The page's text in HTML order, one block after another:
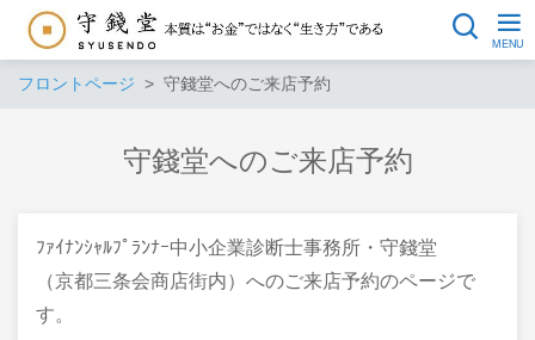
フロントページ 守錢堂へのご来店予約
守錢堂へのご来店予約
ﾌｧｲﾅﾝｼｬﾙﾌﾟﾗﾝﾅｰ中小企業診断士事務所・守錢堂
（京都三条会商店街内）へのご来店予約のページで
す。